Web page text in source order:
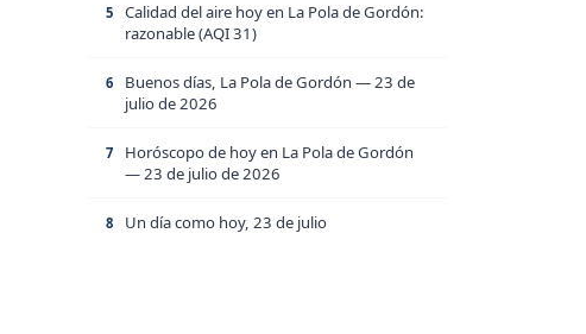
5
Calidad del aire hoy en La Pola de Gordón:
razonable (AQI 31)
6
Buenos días, La Pola de Gordón — 23 de
julio de 2026
7
Horóscopo de hoy en La Pola de Gordón
— 23 de julio de 2026
8 Un día como hoy, 23 de julio